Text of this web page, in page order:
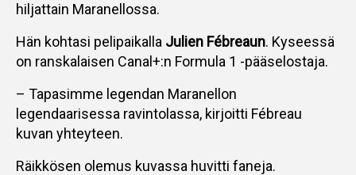
hiljattain Maranellossa.
Hän kohtasi pelipaikalla Julien Fébreaun. Kyseessä
on ranskalaisen Canal+:n Formula 1 -pääselostaja.
– Tapasimme legendan Maranellon
legendaarisessa ravintolassa, kirjoitti Fébreau
kuvan yhteyteen.
Räikkösen olemus kuvassa huvitti faneja.